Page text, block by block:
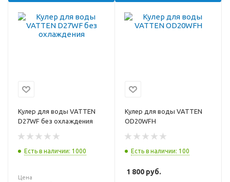
Кулер для воды VATTEN
D27WF без охлаждения
Есть в наличии: 1000
Цена
Кулер для воды VATTEN
OD20WFH
Есть в наличии: 100
1 800 руб.